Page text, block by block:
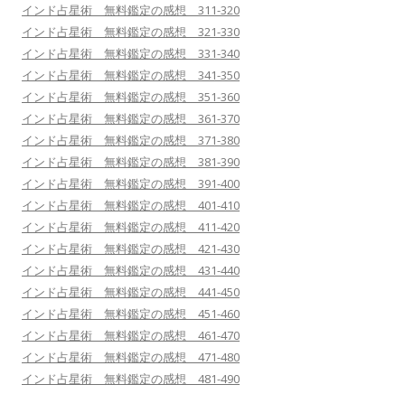
インド占星術 無料鑑定の感想 311-320
インド占星術 無料鑑定の感想 321-330
インド占星術 無料鑑定の感想 331-340
インド占星術 無料鑑定の感想 341-350
インド占星術 無料鑑定の感想 351-360
インド占星術 無料鑑定の感想 361-370
インド占星術 無料鑑定の感想 371-380
インド占星術 無料鑑定の感想 381-390
インド占星術 無料鑑定の感想 391-400
インド占星術 無料鑑定の感想 401-410
インド占星術 無料鑑定の感想 411-420
インド占星術 無料鑑定の感想 421-430
インド占星術 無料鑑定の感想 431-440
インド占星術 無料鑑定の感想 441-450
インド占星術 無料鑑定の感想 451-460
インド占星術 無料鑑定の感想 461-470
インド占星術 無料鑑定の感想 471-480
インド占星術 無料鑑定の感想 481-490